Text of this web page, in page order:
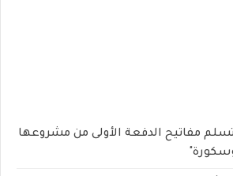
مفاتيح الدفعة الأولى من مشروعها